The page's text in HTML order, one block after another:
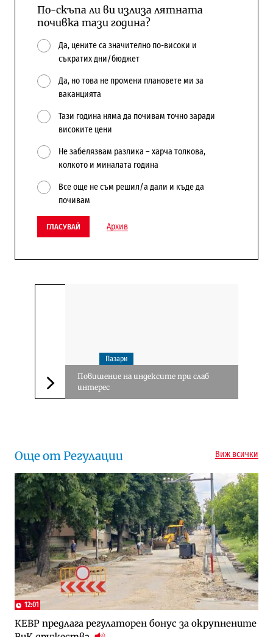
По-скъпа ли ви излиза лятната
почивка тази година?
Да, цените са значително по-високи и
съкратих дни/бюджет
Да, но това не промени плановете ми за
ваканцията
Тази година няма да почивам точно заради
високите цени
Не забелязвам разлика – харча толкова,
колкото и миналата година
Все още не съм решил/а дали и къде да
почивам
ГЛАСУВАЙ Архив
Следваща новина
Пазари
Повишение на индексите при слаб
интерес
Още от Регулации Виж всички
12:01
КЕВР предлага регулаторен бонус за окрупнените